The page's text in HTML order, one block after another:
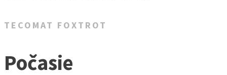
TECOMAT FOXTROT
Počasie